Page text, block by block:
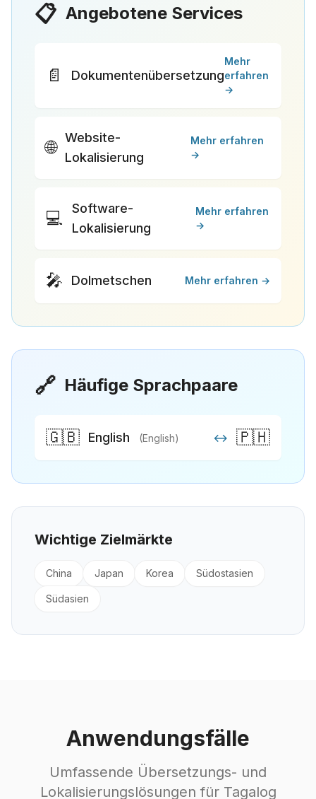
📋 Angebotene Services
📄 Dokumentenübersetzung
Mehr
erfahren
→
🌐 Website-
Lokalisierung
Mehr erfahren
→
💻
Software-
Lokalisierung
Mehr erfahren
→
🎤 Dolmetschen Mehr erfahren →
🔗 Häufige Sprachpaare
🇬🇧 English (English) ↔ 🇵🇭
Wichtige Zielmärkte
China Japan Korea Südostasien
Südasien
Anwendungsfälle
Umfassende Übersetzungs- und
Lokalisierungslösungen für Tagalog